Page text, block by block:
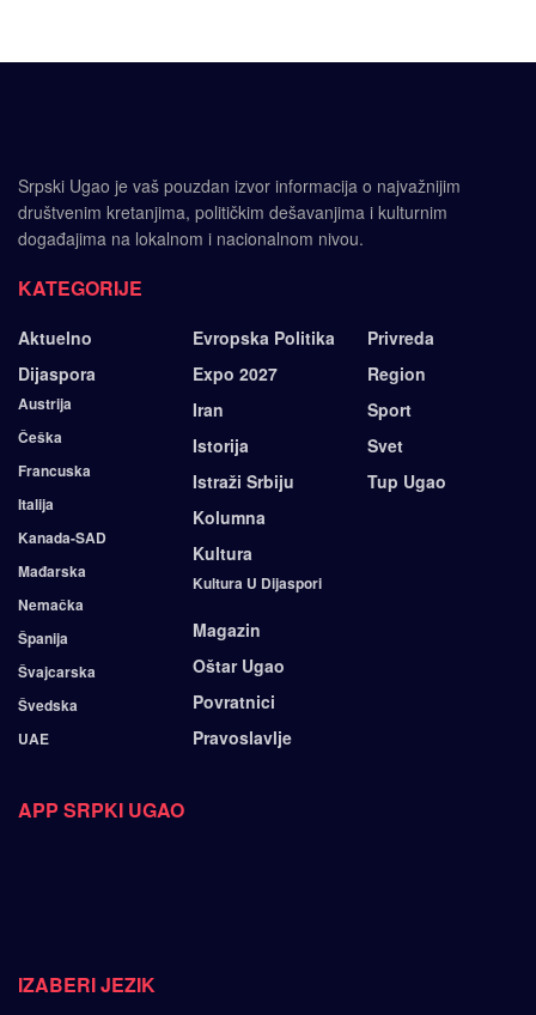
Srpski Ugao je vaš pouzdan izvor informacija o najvažnijim
društvenim kretanjima, političkim dešavanjima i kulturnim
događajima na lokalnom i nacionalnom nivou.
KATEGORIJE
Aktuelno
Dijaspora
Austrija
Češka
Francuska
Italija
Kanada-SAD
Mađarska
Nemačka
Španija
Švajcarska
Švedska
UAE
Evropska Politika
Expo 2027
Iran
Istorija
Istraži Srbiju
Kolumna
Kultura
Kultura U Dijaspori
Magazin
Oštar Ugao
Povratnici
Pravoslavlje
Privreda
Region
Sport
Svet
Tup Ugao
APP SRPKI UGAO
IZABERI JEZIK